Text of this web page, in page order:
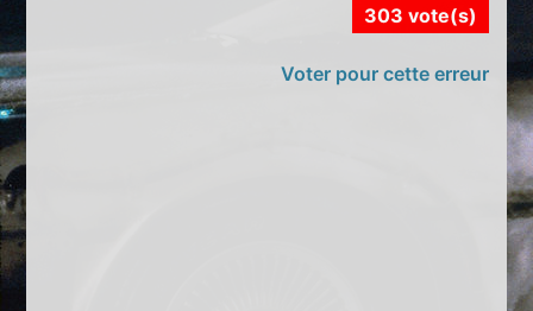
303 vote(s)
Voter pour cette erreur